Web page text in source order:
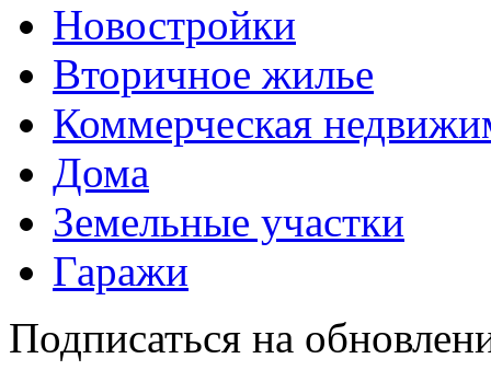
Новостройки
Вторичное жилье
Коммерческая
Дома
Земельные участки
Гаражи
Подписаться на